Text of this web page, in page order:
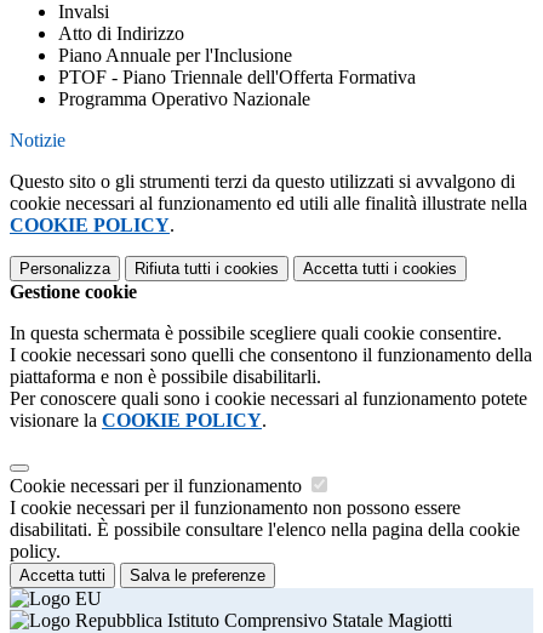
Invalsi
Atto di Indirizzo
Piano Annuale per l'Inclusione
PTOF - Piano Triennale dell'Offerta Formativa
Programma Operativo Nazionale
Notizie
Questo sito o gli strumenti terzi da questo utilizzati si avvalgono di
cookie necessari al funzionamento ed utili alle finalità illustrate nella
COOKIE POLICY.
Personalizza Rifiuta tutti i cookies Accetta tutti i cookies
Gestione cookie
In questa schermata è possibile scegliere quali cookie consentire.
I cookie necessari sono quelli che consentono il funzionamento della
piattaforma e non è possibile disabilitarli.
Per conoscere quali sono i cookie necessari al funzionamento potete
visionare la COOKIE POLICY.
Cookie necessari per il funzionamento
I cookie necessari per il funzionamento non possono essere
disabilitati. È possibile consultare l'elenco nella pagina della cookie
policy.
Accetta tutti Salva le preferenze
Istituto Comprensivo Statale Magiotti